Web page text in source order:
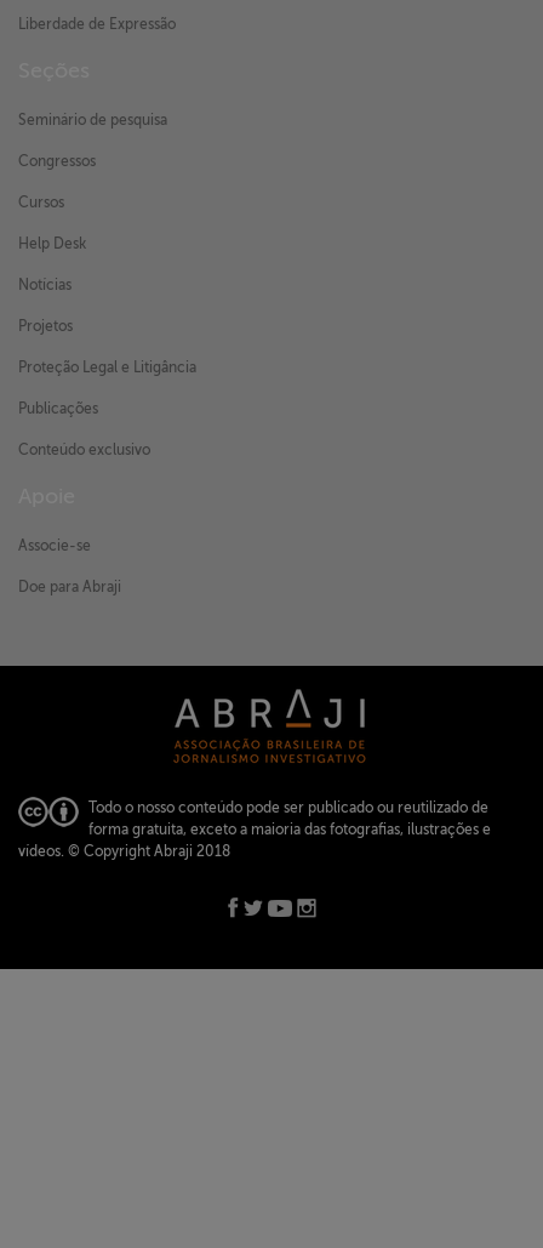
Liberdade de Expressão
Seminário de pesquisa
Congressos
Cursos
Help Desk
Notícias
Projetos
Proteção Legal e Litigância
Publicações
Conteúdo exclusivo
Associe-se
Doe para Abraji
Todo o nosso conteúdo pode ser publicado ou reutilizado de
forma gratuita, exceto a maioria das fotografias, ilustrações e
vídeos. © Copyright Abraji 2018